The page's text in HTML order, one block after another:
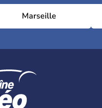
Marseille